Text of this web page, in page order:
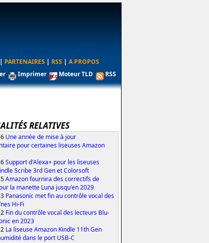
| PARTENAIRES | RSS | A PROPOS
Imprimer Moteur TLD RSS
RELATIVES
Une année de mise à jour
pour certaines liseuses Amazon
Support d'Alexa+ pour les liseuses
Scribe 3rd Gen et Colorsoft
Amazon fournira des correctifs de
la manette Luna jusqu'en 2029
Panasonic met fin au contrôle vocal des
Hi-Fi
Fin du contrôle vocal des lecteurs Blu-
en 2023
La liseuse Amazon Kindle 11th Gen
dans le port USB-C